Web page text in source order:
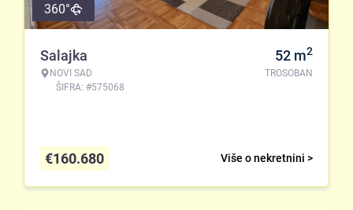
360°
Salajka
NOVI SAD
ŠIFRA: #575068
52 m2
TROSOBAN
Više o nekretnini >
€160.680